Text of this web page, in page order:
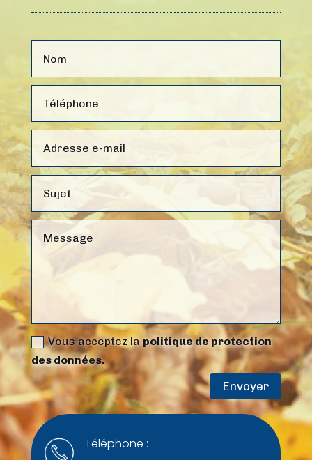
Vous acceptez lapolitique de protection
des données.
Envoyer
Téléphone :